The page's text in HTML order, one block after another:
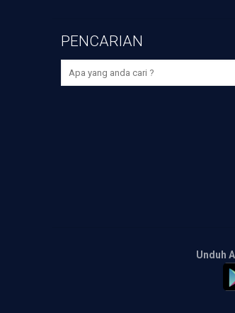
PENCARIAN
Unduh